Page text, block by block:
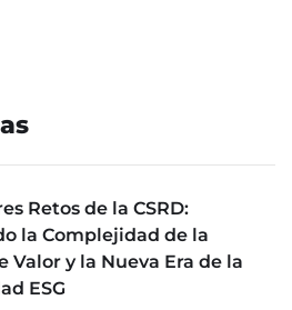
Retos de la CSRD:
la Complejidad de la
Valor y la Nueva Era de la
ESG